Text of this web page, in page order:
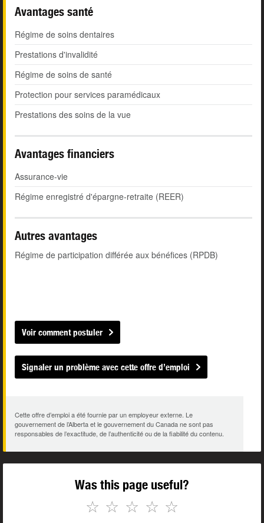
Avantages santé
Régime de soins dentaires
Prestations d'invalidité
Régime de soins de santé
Protection pour services paramédicaux
Prestations des soins de la vue
Avantages financiers
Assurance-vie
Régime enregistré d'épargne-retraite (REER)
Autres avantages
Régime de participation différée aux bénéfices (RPDB)
Voir comment postuler
Signaler un problème avec cette offre d’emploi
Cette offre d’emploi a été fournie par un employeur externe. Le
gouvernement de l’Alberta et le gouvernement du Canada ne sont pas
responsables de l’exactitude, de l’authenticité ou de la fiabilité du contenu.
Was this page useful?
☆
☆
☆
☆
☆